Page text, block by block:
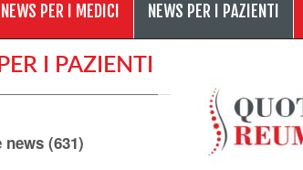
NEWS PER I MEDICI NEWS PER I PAZIENTI
I PAZIENTI
news (631)